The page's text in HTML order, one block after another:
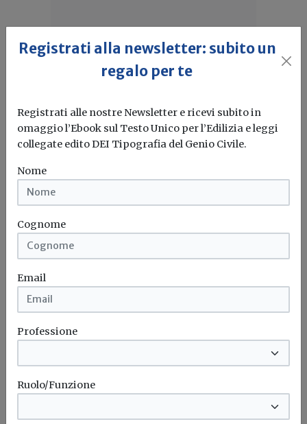
Idrogeno verde, una soluzione per
l'energia del futuro. Ma oggi è ancora
troppo caro
L'obiettivo crescita sostenibile è raggiungibile
momento...
spunta il nuovo contributo per
Il governo ha allo studio l'introduzione di un nuovo
bonus elettrodomestici, che...Leggi
Registrati alla newsletter: subito un
regalo per te
Registrati alle nostre Newsletter e ricevi subito in
omaggio l’Ebook sul Testo Unico per l’Edilizia e leggi
collegate edito DEI Tipografia del Genio Civile.
Nome
Cognome
Email
Professione
Ruolo/Funzione